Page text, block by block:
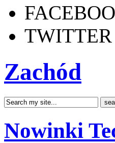
TWITTER
Zachód
Nowinki